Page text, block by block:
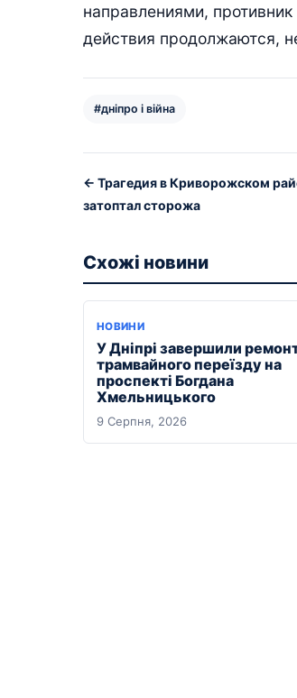
направлениями,
действия продолжаются,
#дніпро і війна
← Трагедия в Криворожском
затоптал сторожа
Схожі новини
НОВИНИ
У Дніпрі завершили
трамвайного переїзду на
проспекті Богдана
Хмельницького
9 Серпня, 2026